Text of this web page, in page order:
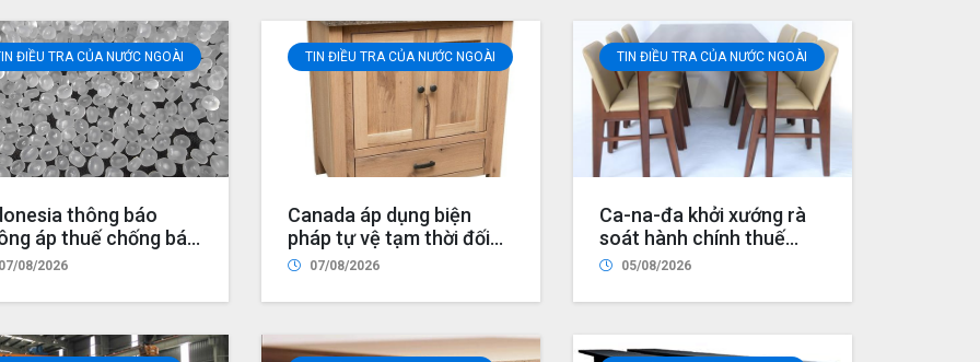
ĐIỀU TRA CỦA NƯỚC NGOÀI
thông báo
áp thuế chống bán
giá đối với sản phẩm
có xuất xứ
Rập Xê Út, Malaysia,
Quốc, Philippines,
07/08/2026
TIN ĐIỀU TRA CỦA NƯỚC NGOÀI
Canada áp dụng biện
pháp tự vệ tạm thời đối
với một số sản phẩm tủ
khẩu
07/08/2026
TIN ĐIỀU TRA CỦA NƯỚC NGOÀI
Ca-na-đa khởi xướng rà
soát hành chính thuế
chống bán phá giá và
phẩm ghế bọc đệm nhập
khẩu từ Trung Quốc và
Việt Nam, đồng thời nhập
05/08/2026